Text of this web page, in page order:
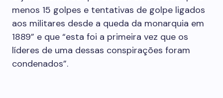
menos 15 golpes e tentativas de golpe ligados
aos militares desde a queda da monarquia em
1889” e que “esta foi a primeira vez que os
líderes de uma dessas conspirações foram
condenados”.